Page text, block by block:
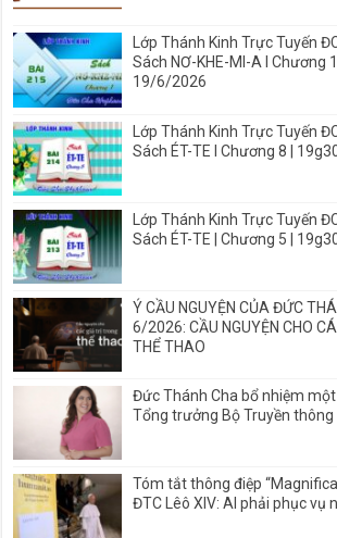
Lớp Thánh Kinh Trực Tuyến
Sách NƠ-KHE-MI-A I Chương 1
19/6/2026
Lớp Thánh Kinh Trực Tuyến
Sách ÉT-TE I Chương 8 |
Lớp Thánh Kinh Trực Tuyến
Sách ÉT-TE | Chương 5 |
Ý CẦU NGUYỆN CỦA ĐỨC
6/2026: CẦU NGUYỆN CHO
THỂ THAO
Đức Thánh Cha bổ nhiệm
Tổng trưởng Bộ Truyền thông
Tóm tắt thông điệp
ĐTC Lêô XIV: AI phải phục vụ